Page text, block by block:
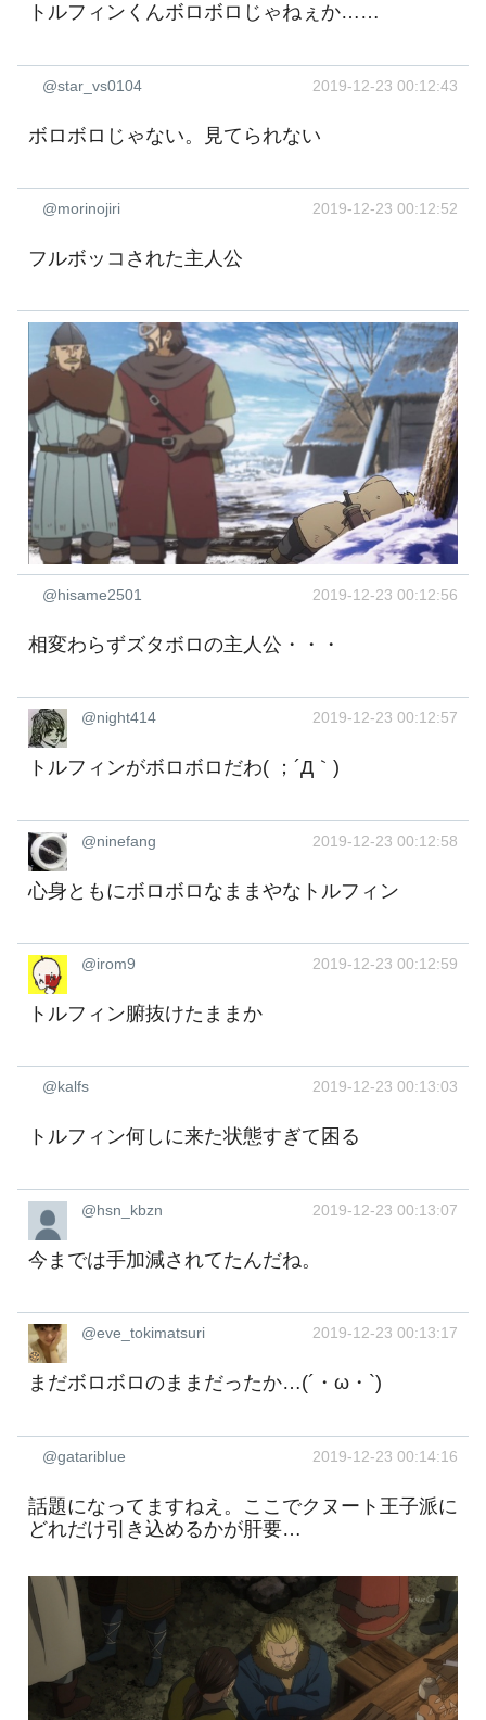
トルフィンくんボロボロじゃねぇか……
@star_vs0104 2019-12-23 00:12:43
ボロボロじゃない。見てられない
@morinojiri 2019-12-23 00:12:52
フルボッコされた主人公
@hisame2501 2019-12-23 00:12:56
相変わらずズタボロの主人公・・・
@night414 2019-12-23 00:12:57
トルフィンがボロボロだわ( ；´Д｀)
@ninefang 2019-12-23 00:12:58
心身ともにボロボロなままやなトルフィン
@irom9 2019-12-23 00:12:59
トルフィン腑抜けたままか
@kalfs 2019-12-23 00:13:03
トルフィン何しに来た状態すぎて困る
@hsn_kbzn 2019-12-23 00:13:07
今までは手加減されてたんだね。
@eve_tokimatsuri 2019-12-23 00:13:17
まだボロボロのままだったか…(´・ω・`)
@gatariblue 2019-12-23 00:14:16
話題になってますねえ。ここでクヌート王子派に
どれだけ引き込めるかが肝要…